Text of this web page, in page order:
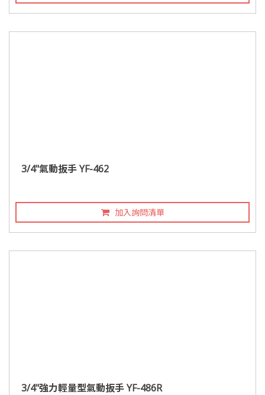
3/4"氣動扳手 YF-462
加入詢問清單
3/4"強力輕量型氣動扳手 YF-486R